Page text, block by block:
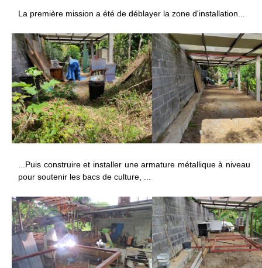
La première mission a été de déblayer la zone d'installation...
...Puis construire et installer une armature métallique à niveau
pour soutenir les bacs de culture, ...